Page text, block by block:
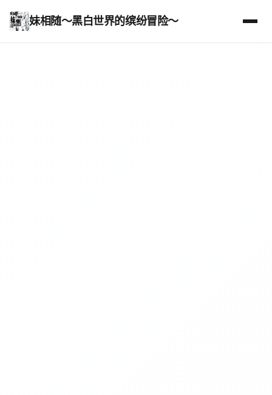
妹相随～黑白世界的缤纷冒险～